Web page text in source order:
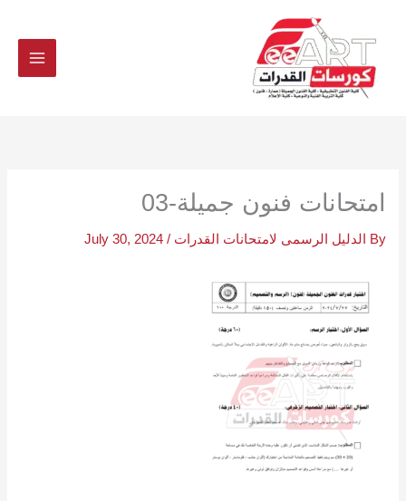
امتحانات فنون جميلة-03
By الدليل الرسمى لامتحانات القدرات/
July 30, 2024